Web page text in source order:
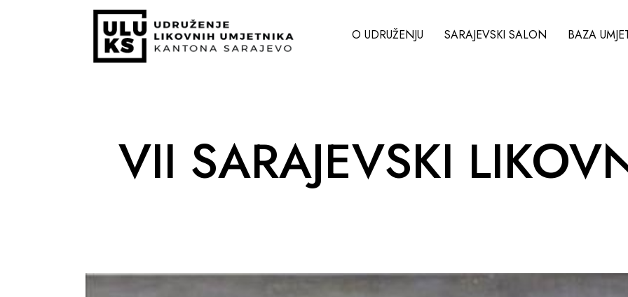
O UDRUŽENJU SARAJEVSKI SALON BAZA
VII SARAJEVSKI